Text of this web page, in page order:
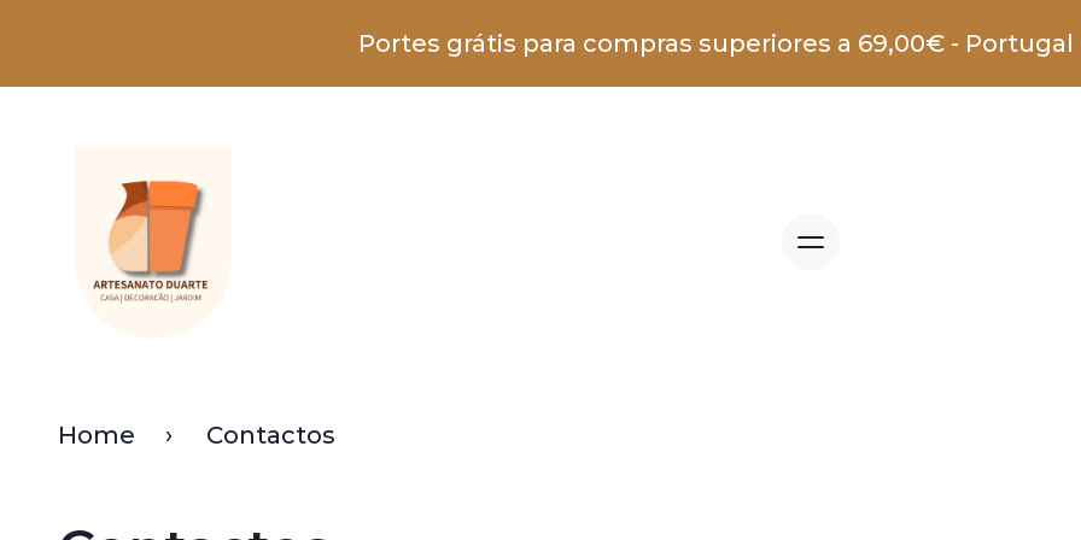
Portes grátis para compras superiores a 69,00€ -
Home Contactos